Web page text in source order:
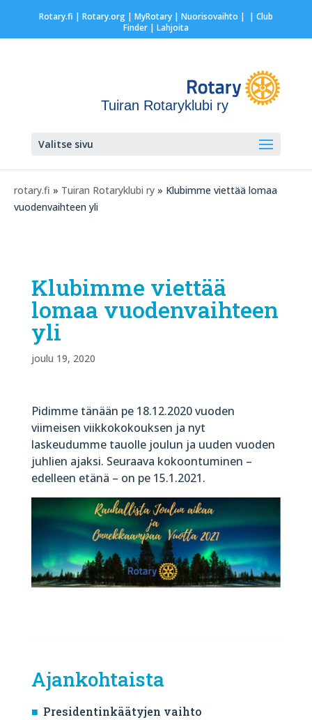
Rotary.fi | Rotary.org| MyRotary | Nuorisovaihto | | Club
Finder| Lahjoita
Tuiran Rotaryklubi ry
Valitse sivu
rotary.fi » Tuiran Rotaryklubi ry » Klubimme viettää lomaa
vuodenvaihteen yli
Klubimme viettää
lomaa vuodenvaihteen
yli
joulu 19, 2020
Pidimme tänään pe 18.12.2020 vuoden
viimeisen viikkokokouksen ja nyt
laskeudumme tauolle joulun ja uuden vuoden
juhlien ajaksi. Seuraava kokoontuminen –
edelleen etänä – on pe 15.1.2021.
Ajankohtaista
Presidentinkäätyjen vaihto